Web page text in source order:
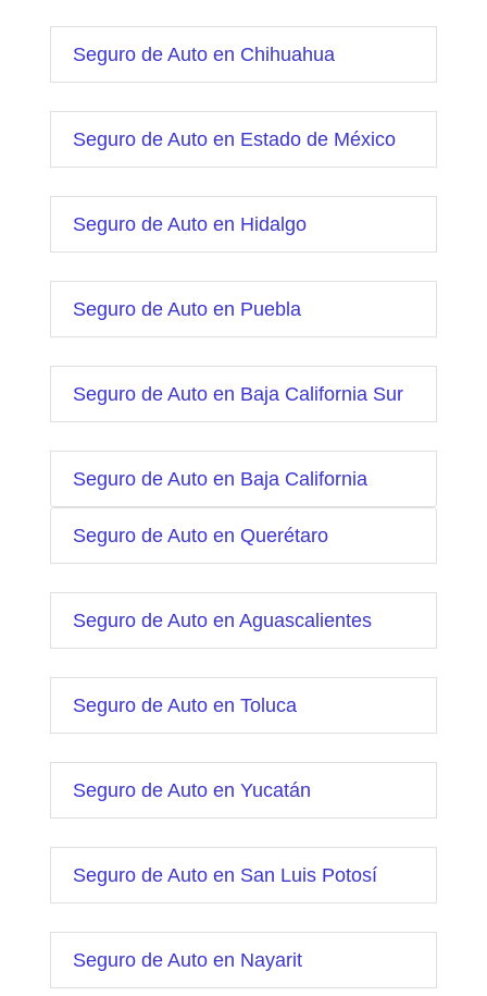
Seguro de Auto en Chihuahua
Seguro de Auto en Estado de México
Seguro de Auto en Hidalgo
Seguro de Auto en Puebla
Seguro de Auto en Baja California Sur
Seguro de Auto en Baja California
Seguro de Auto en Querétaro
Seguro de Auto en Aguascalientes
Seguro de Auto en Toluca
Seguro de Auto en Yucatán
Seguro de Auto en San Luis Potosí
Seguro de Auto en Nayarit